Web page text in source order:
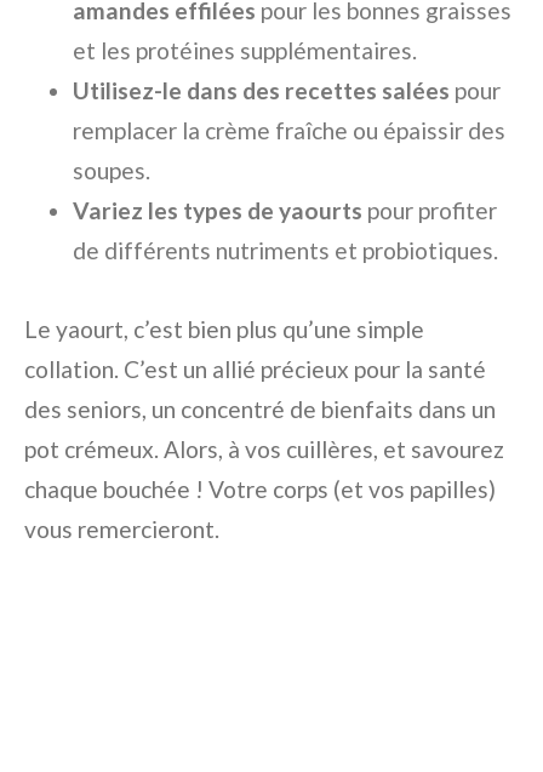
amandes effilées pour les bonnes graisses
et les protéines supplémentaires.
Utilisez-le dans des recettes salées pour
remplacer la crème fraîche ou épaissir des
soupes.
Variez les types de yaourts pour profiter
de différents nutriments et probiotiques.
Le yaourt, c’est bien plus qu’une simple
collation. C’est un allié précieux pour la santé
des seniors, un concentré de bienfaits dans un
pot crémeux. Alors, à vos cuillères, et savourez
chaque bouchée ! Votre corps (et vos papilles)
vous remercieront.